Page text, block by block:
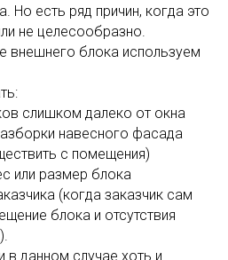
Но есть ряд причин, когда это
не целесообразно.
внешнего блока используем
слишком далеко от окна
навесного фасада
с помещения)
или размер блока
(когда заказчик сам
блока и отсутствия
данном случае хоть и